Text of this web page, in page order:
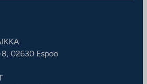
02630 Espoo